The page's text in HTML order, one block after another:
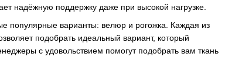
надёжную поддержку даже при высокой нагрузке.
популярные варианты: велюр и рогожка. Каждая из
подобрать идеальный вариант, который
с удовольствием помогут подобрать вам ткань